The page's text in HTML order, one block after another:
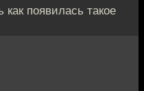
как появилась такое